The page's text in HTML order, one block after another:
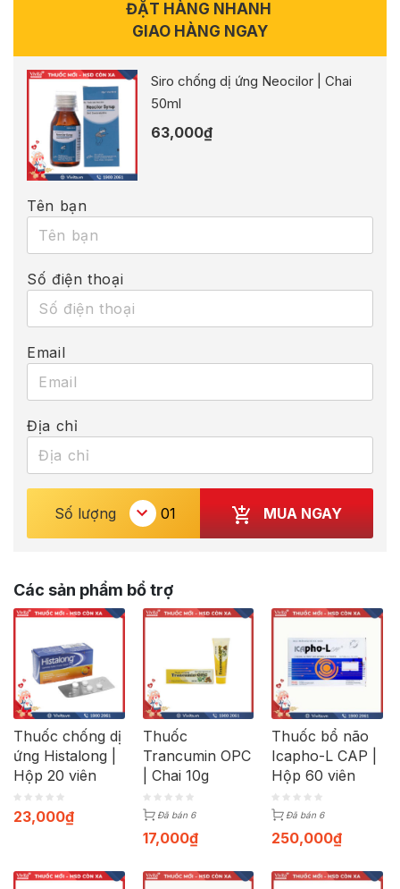
ĐẶT HÀNG NHANH
GIAO HÀNG NGAY
Siro chống dị ứng Neocilor | Chai
50ml
63,000₫
Tên bạn
Số điện thoại
Email
Địa chỉ
Số lượng MUA NGAY
Các sản phẩm bổ trợ
Thuốc chống dị
ứng Histalong |
Hộp 20 viên
23,000₫
Thuốc
Trancumin OPC
| Chai 10g
Đã bán 6
17,000₫
Thuốc bổ não
Icapho-L CAP |
Hộp 60 viên
Đã bán 6
250,000₫